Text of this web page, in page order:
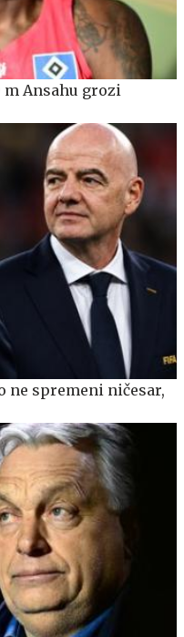
Ansahu grozi
ne spremeni ničesar,